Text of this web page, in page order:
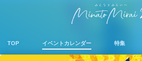
TOP イベントカレンダー 特集